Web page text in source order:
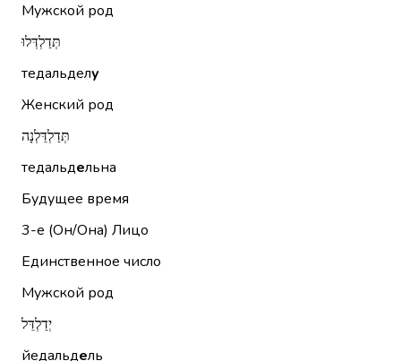
Мужской род
תְּדַלְדְּלוּ
тедальделу
Женский род
תְּדַלְדֵּלְנָה
тедальдельна
Будущее время
3-е (Он/Она) Лицо
Единственное число
Мужской род
יְדַלְדֵּל
йедальдель